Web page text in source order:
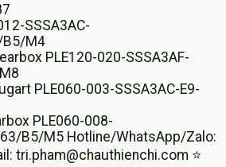
SSSA3AC-
M4
PLE120-020-SSSA3AF-
PLE060-003-SSSA3AC-E9-
PLE060-008-
B5/M5 Hotline/WhatsApp/Zalo:
tri.pham@chauthienchi.com ⭐